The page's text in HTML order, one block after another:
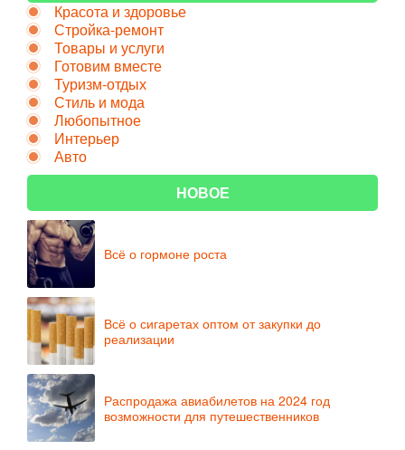
Красота и здоровье
Стройка-ремонт
Товары и услуги
Готовим вместе
Туризм-отдых
Стиль и мода
Любопытное
Интерьер
Авто
НОВОЕ
Всё о гормоне роста
Всё о сигаретах оптом от закупки до
реализации
Распродажа авиабилетов на 2024 год
возможности для путешественников